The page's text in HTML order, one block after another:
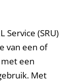
Service (SRU)
van een of
een
Met